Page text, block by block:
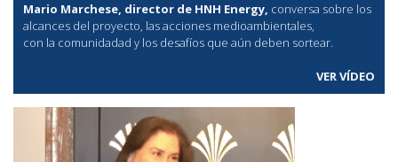
Mario Marchese, director de HNH Energy, conversa sobre los
alcances del proyecto, las acciones medioambientales,
con la comunidadad y los desafíos que aún deben sortear.
VER VÍDEO